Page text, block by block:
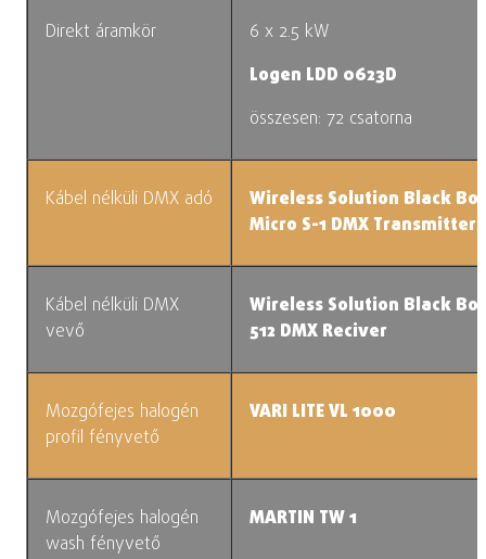
Direkt áramkör
6 x 2.5 kW
Logen LDD 0623D
összesen: 72 csatorna
Kábel nélküli DMX adó
Wireless Solution Black
Micro S-1 DMX Transmitter
Kábel nélküli DMX
vevő
Wireless Solution Black
512 DMX Reciver
Mozgófejes halogén
profil fényvető
VARI LITE VL 1000
Mozgófejes halogén
wash fényvető
MARTIN TW 1